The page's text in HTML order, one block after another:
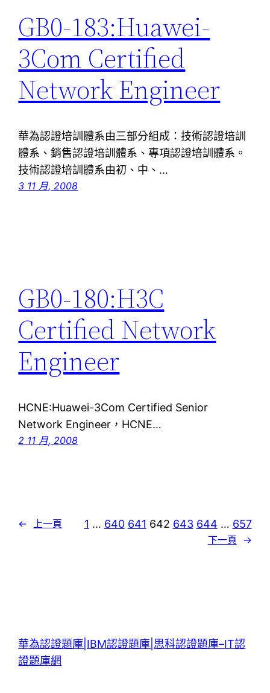
GB0-183:Huawei-
3Com Certified
Network Engineer
華為認證培訓體系由三部分組成：技術認證培訓
體系、銷售認證培訓體系、專項認證培訓體系。
技術認證培訓體系由初、中、…
3 11 月, 2008
GB0-180:H3C
Certified Network
Engineer
HCNE:Huawei-3Com Certified Senior
Network Engineer，HCNE…
2 11 月, 2008
← 上一頁 1 … 640 641 642 643 644 … 657
下一頁 →
華為認證題庫|IBM認證題庫|思科認證題庫–IT認
證題庫網